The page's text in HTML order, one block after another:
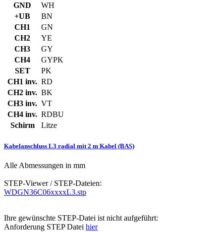
GND
WH
+UB
BN
CH1
GN
CH2
YE
CH3
GY
CH4
GYPK
SET
PK
CH1 inv. RD
CH2 inv. BK
CH3 inv. VT
CH4 inv. RDBU
Schirm
Litze
Kabelanschluss L3 radial mit 2 m Kabel (BAS)
Alle Abmessungen in mm
STEP-Viewer / STEP-Dateien:
WDGN36C06xxxxL3.stp
Ihre gewünschte STEP-Datei ist nicht aufgeführt:
Anforderung STEP Datei hier